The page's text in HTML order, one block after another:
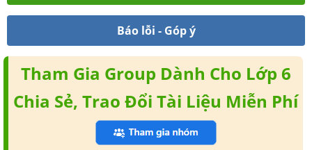
Báo lỗi - Góp ý
Tham Gia Group Dành Cho Lớp 6
Chia Sẻ, Trao Đổi Tài Liệu Miễn Phí